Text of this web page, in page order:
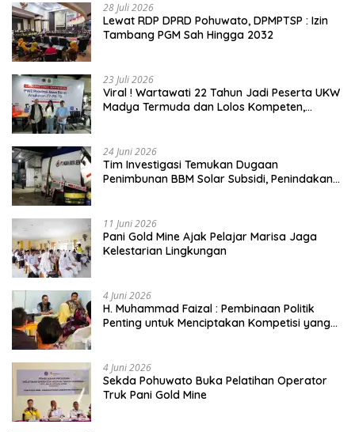
28 Juli 2026
Lewat RDP DPRD Pohuwato, DPMPTSP : Izin
Tambang PGM Sah Hingga 2032
23 Juli 2026
Viral ! Wartawati 22 Tahun Jadi Peserta UKW
Madya Termuda dan Lolos Kompeten,
24 Juni 2026
Tim Investigasi Temukan Dugaan
Penimbunan BBM Solar Subsidi, Penindakan
11 Juni 2026
Pani Gold Mine Ajak Pelajar Marisa Jaga
Kelestarian Lingkungan
4 Juni 2026
H. Muhammad Faizal : Pembinaan Politik
Penting untuk Menciptakan Kompetisi yang
4 Juni 2026
Sekda Pohuwato Buka Pelatihan Operator
Truk Pani Gold Mine